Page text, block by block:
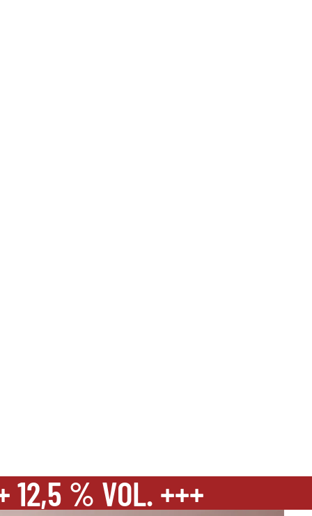
12,5 % VOL. +++